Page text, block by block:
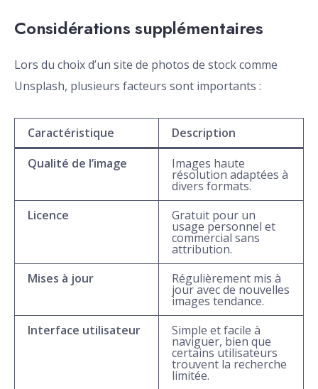
Considérations supplémentaires
Lors du choix d’un site de photos de stock comme
Unsplash, plusieurs facteurs sont importants :
Caractéristique
Description
Qualité de l’image
Images haute
résolution adaptées à
divers formats.
Licence
Gratuit pour un
usage personnel et
commercial sans
attribution.
Mises à jour
Régulièrement mis à
jour avec de nouvelles
images tendance.
Interface utilisateur
Simple et facile à
naviguer, bien que
certains utilisateurs
trouvent la recherche
limitée.